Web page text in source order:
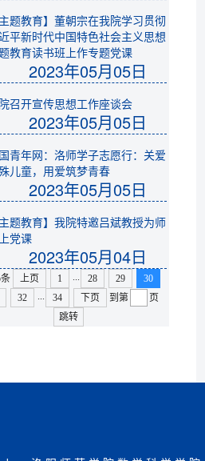
主题教育】董朝宗在我院学习贯彻
平新时代中国特色社会主义思想
教育读书班上作专题党课
2023年05月05日
召开宣传思想工作座谈会
2023年05月05日
青年网：洛师学子志愿行：关爱
儿童，用爱筑梦青春
2023年05月05日
主题教育】我院特邀吕斌教授为师
党课
2023年05月04日
上页 1 ... 28 29
30
32 ... 34 下页 到第
页
跳转